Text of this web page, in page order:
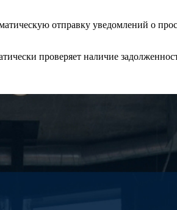
отправку уведомлений о
проверяет наличие